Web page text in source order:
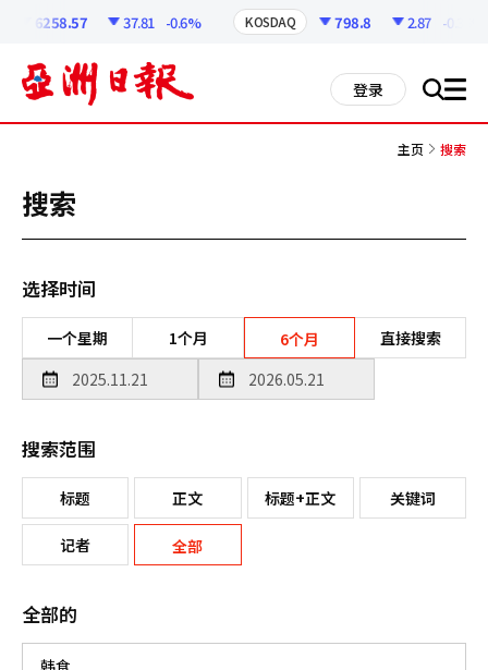
6258.57 37.81 -0.6% KOSDAQ 798.8 2.87 -0.36%
登录 搜 all
主页 搜索
搜索
选择时间
一个星期 1个月 6个月 直接搜索
搜索范围
标题 正文 标题+正文 关键词
记者 全部
全部的